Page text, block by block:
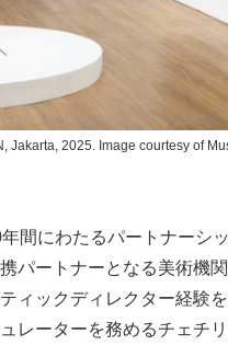
Jakarta, 2025. Image courtesy of
間にわたるパートナーシ
パートナーとなる美術機
ィックディレクター経験
レーターを務めるチェチ